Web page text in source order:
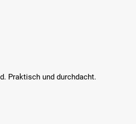
Praktisch und durchdacht.